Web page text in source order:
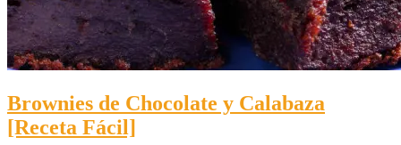
Brownies de Chocolate y Calabaza
[Receta Fácil]